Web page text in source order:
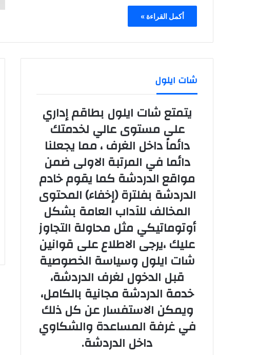
أكمل القراءة »
شات ايلول
يتمتع شات ايلول بطاقم إداري
على مستوى عالي لخدمتك
دائماً داخل الغرف ، مما يجعلنا
دائما في المرتبة الاولى ضمن
مواقع الدردشة كما يقوم خادم
الدردشة بفلترة (إخفاء) المحتوى
المخالف للآداب العامة بشكل
أوتوماتيكي مثل محاولة التجاوز
عليك ،يرجى الاطلاع على قوانين
شات ايلول وسياسة الخصوصية
قبل الدخول لغرف الدردشة،
خدمة الدردشة مجانية بالكامل،
ويمكن الاستفسار عن كل ذلك
في غرفة المساعدة والشكاوي
داخل الدردشة.